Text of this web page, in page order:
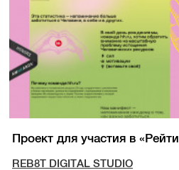
Проект для участия в
REB8T DIGITAL STUDIO